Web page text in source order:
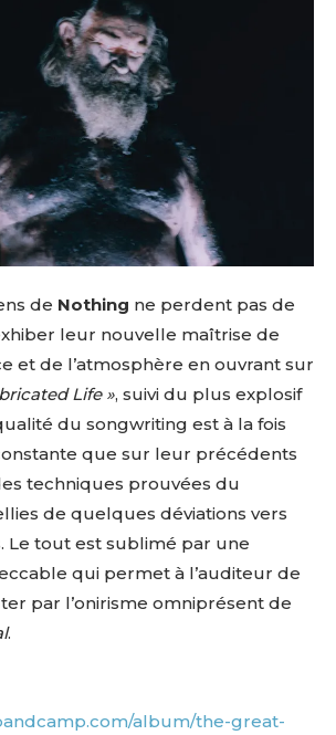
de Nothing ne perdent pas de
leur nouvelle maîtrise de
et de l’atmosphère en ouvrant sur
Life », suivi du plus explosif
du songwriting est à la fois
que sur leur précédents
techniques prouvées du
de quelques déviations vers
Le tout est sublimé par une
qui permet à l’auditeur de
par l’onirisme omniprésent de
.
album/the-great-